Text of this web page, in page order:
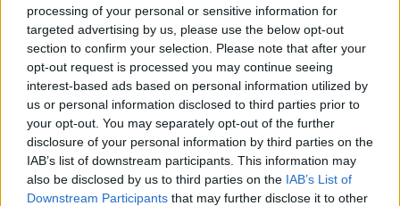
processing of your personal or sensitive information for
targeted advertising by us, please use the below opt-out
section to confirm your selection. Please note that after your
opt-out request is processed you may continue seeing
interest-based ads based on personal information utilized by
us or personal information disclosed to third parties prior to
your opt-out. You may separately opt-out of the further
disclosure of your personal information by third parties on the
IAB’s list of downstream participants. This information may
also be disclosed by us to third parties on the IAB’s List of
Downstream Participants that may further disclose it to other
Διαβάστε περισσότερα